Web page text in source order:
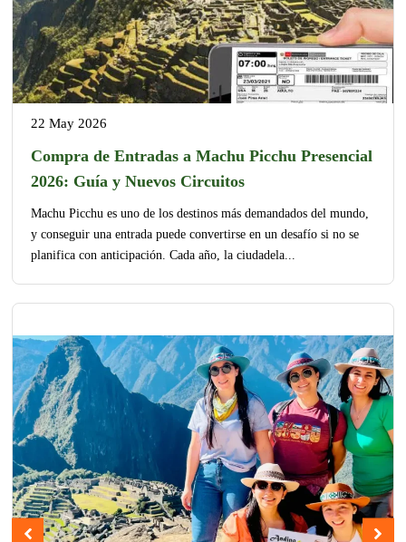
22 May 2026
Compra de Entradas a Machu Picchu Presencial
2026: Guía y Nuevos Circuitos
Machu Picchu es uno de los destinos más demandados del mundo,
y conseguir una entrada puede convertirse en un desafío si no se
planifica con anticipación. Cada año, la ciudadela...